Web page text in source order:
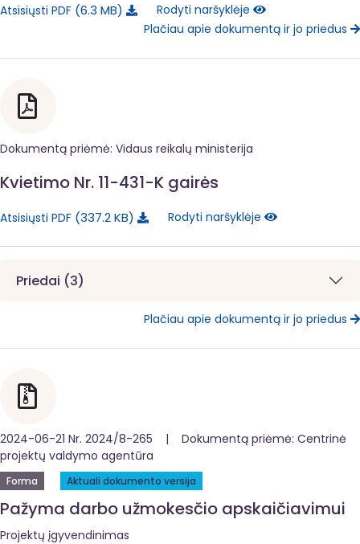
Atsisiųsti PDF 6.3 MB
Rodyti naršyklėje
Plačiau apie dokumentą ir jo priedus
Dokumentą priėmė: Vidaus reikalų ministerija
Kvietimo Nr. 11-431-K gairės
Atsisiųsti PDF 337.2 KB Rodyti naršyklėje
Priedai (3)
Plačiau apie dokumentą ir jo priedus
2024-06-21 Nr. 2024/8-265 | Dokumentą priėmė: Centrinė
projektų valdymo agentūra
Forma Aktuali dokumento versija
Pažyma darbo užmokesčio apskaičiavimui
Projektų įgyvendinimas